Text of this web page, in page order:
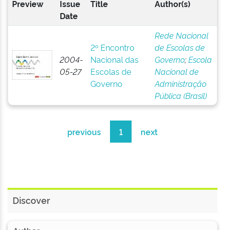
Preview
Issue
Date
Title Author(s)
2004-
05-27
2º Encontro
Nacional das
Escolas de
Governo
Rede Nacional
de Escolas de
Governo;Escola
Nacional de
Administração
Pública (Brasil)
previous 1 next
Discover